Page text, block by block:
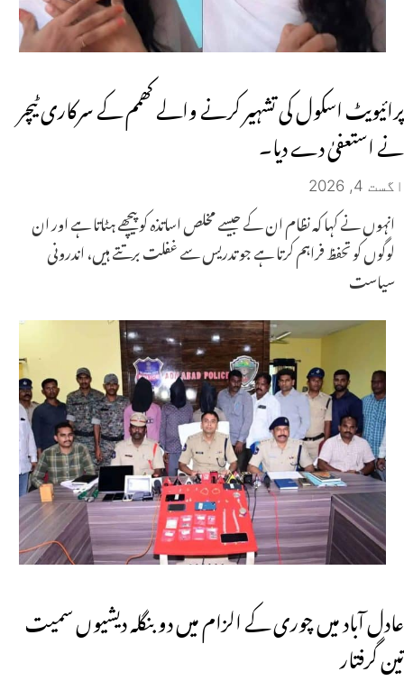
پرائیویٹ اسکول کی تشہیر کرنے والے کھمم کے سرکاری ٹیچر
نے استعفیٰ دے دیا۔
اگست 4, 2026
انہوں نے کہا کہ نظام ان کے جیسے مخلص اساتذہ کو پیچھے ہٹاتا ہے اور ان
لوگوں کو تحفظ فراہم کرتا ہے جو تدریس سے غفلت برتتے ہیں، اندرونی
سیاست
عادل آباد میں چوری کے الزام میں دو بنگلہ دیشیوں سمیت
تین گرفتار